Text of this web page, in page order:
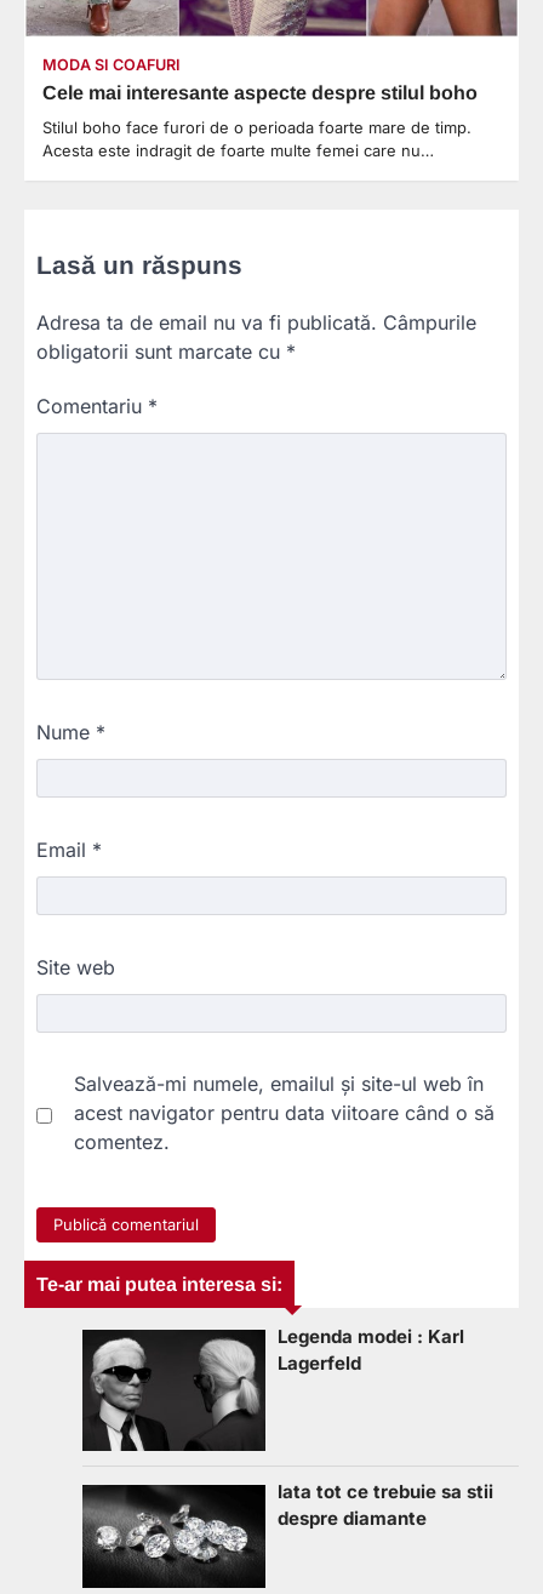
MODA SI COAFURI
Cele mai interesante aspecte despre stilul boho
Stilul boho face furori de o perioada foarte mare de timp.
Acesta este indragit de foarte multe femei care nu…
Lasă un răspuns
Adresa ta de email nu va fi publicată. Câmpurile
obligatorii sunt marcate cu *
Comentariu *
Nume *
Email *
Site web
Salvează-mi numele, emailul și site-ul web în
acest navigator pentru data viitoare când o să
comentez.
Te-ar mai putea interesa si:
Legenda modei : Karl
Lagerfeld
Iata tot ce trebuie sa stii
despre diamante